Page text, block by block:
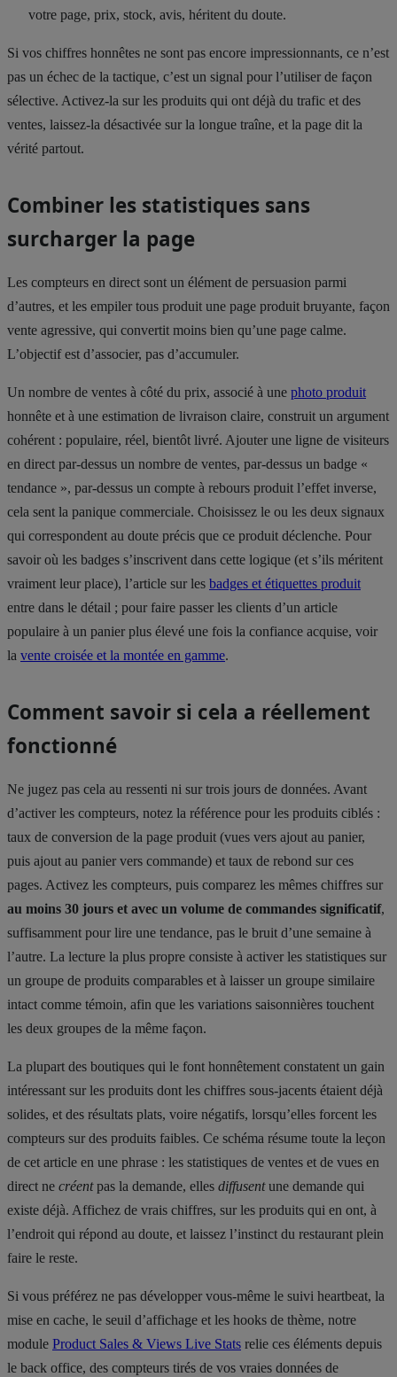
votre page, prix, stock, avis, héritent du doute.
Si vos chiffres honnêtes ne sont pas encore impressionnants, ce n’est
pas un échec de la tactique, c’est un signal pour l’utiliser de façon
sélective. Activez-la sur les produits qui ont déjà du trafic et des
ventes, laissez-la désactivée sur la longue traîne, et la page dit la
vérité partout.
Combiner les statistiques sans
surcharger la page
Les compteurs en direct sont un élément de persuasion parmi
d’autres, et les empiler tous produit une page produit bruyante, façon
vente agressive, qui convertit moins bien qu’une page calme.
L’objectif est d’associer, pas d’accumuler.
Un nombre de ventes à côté du prix, associé à une photo produit
honnête et à une estimation de livraison claire, construit un argument
cohérent : populaire, réel, bientôt livré. Ajouter une ligne de visiteurs
en direct par-dessus un nombre de ventes, par-dessus un badge «
tendance », par-dessus un compte à rebours produit l’effet inverse,
cela sent la panique commerciale. Choisissez le ou les deux signaux
qui correspondent au doute précis que ce produit déclenche. Pour
savoir où les badges s’inscrivent dans cette logique (et s’ils méritent
vraiment leur place), l’article sur les badges et étiquettes produit
entre dans le détail ; pour faire passer les clients d’un article
populaire à un panier plus élevé une fois la confiance acquise, voir
la vente croisée et la montée en gamme.
Comment savoir si cela a réellement
fonctionné
Ne jugez pas cela au ressenti ni sur trois jours de données. Avant
d’activer les compteurs, notez la référence pour les produits ciblés :
taux de conversion de la page produit (vues vers ajout au panier,
puis ajout au panier vers commande) et taux de rebond sur ces
pages. Activez les compteurs, puis comparez les mêmes chiffres sur
au moins 30 jours et avec un volume de commandes significatif,
suffisamment pour lire une tendance, pas le bruit d’une semaine à
l’autre. La lecture la plus propre consiste à activer les statistiques sur
un groupe de produits comparables et à laisser un groupe similaire
intact comme témoin, afin que les variations saisonnières touchent
les deux groupes de la même façon.
La plupart des boutiques qui le font honnêtement constatent un gain
intéressant sur les produits dont les chiffres sous-jacents étaient déjà
solides, et des résultats plats, voire négatifs, lorsqu’elles forcent les
compteurs sur des produits faibles. Ce schéma résume toute la leçon
de cet article en une phrase : les statistiques de ventes et de vues en
direct ne créentpas la demande, elles diffusentune demande qui
existe déjà. Affichez de vrais chiffres, sur les produits qui en ont, à
l’endroit qui répond au doute, et laissez l’instinct du restaurant plein
faire le reste.
Si vous préférez ne pas développer vous-même le suivi heartbeat, la
mise en cache, le seuil d’affichage et les hooks de thème, notre
module Product Sales & Views Live Stats relie ces éléments depuis
le back office, des compteurs tirés de vos vraies données de